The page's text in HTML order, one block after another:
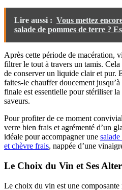
Lire aussi : Vous mettez
salade de pommes de terre ?
Après cette période de macération,
filtrer le tout à travers un tamis.
de conserver un liquide clair et pur.
faites-le chauffer doucement
finale est essentielle pour stériliser
saveurs.
Pour profiter de ce moment
verre bien frais et agrémenté d’un
idéale pour accompagner une
et chèvre frais, nappée d’une
Le Choix du Vin et Ses
Le choix du vin est une